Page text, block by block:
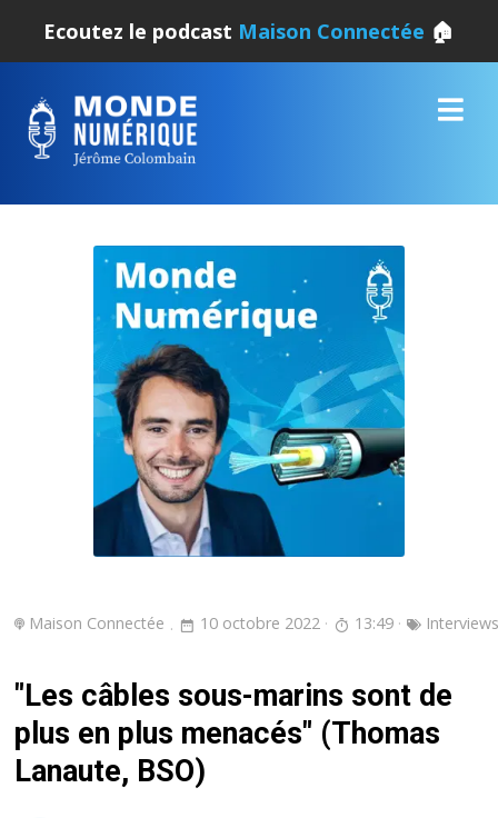
Ecoutez le podcast Maison Connectée 🏠
Maison Connectée 10 octobre 2022 13:49 Interviews
"Les câbles sous-marins sont de
plus en plus menacés" (Thomas
Lanaute, BSO)